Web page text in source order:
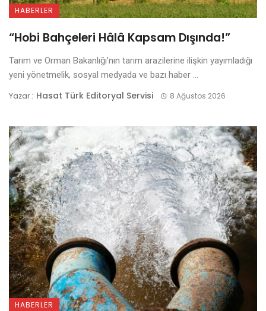
HABERLER
“Hobi Bahçeleri Hâlâ Kapsam Dışında!”
Tarım ve Orman Bakanlığı’nın tarım arazilerine ilişkin yayımladığı
yeni yönetmelik, sosyal medyada ve bazı haber ...
Yazar : Hasat Türk Editoryal Servisi 8 Ağustos 2026
HABERLER